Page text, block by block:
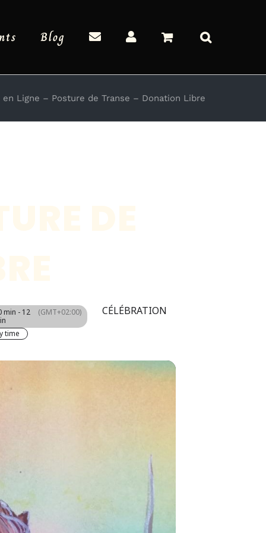
Blog
en Ligne – Posture de Transe – Donation Libre
min - 12
(GMT+02:00)
time
CÉLÉBRATION